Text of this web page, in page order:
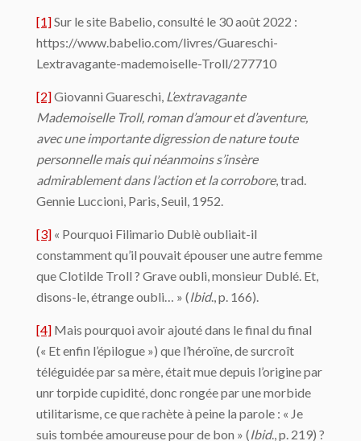
[1]Sur le site Babelio, consulté le 30 août 2022 :
https://www.babelio.com/livres/Guareschi-
Lextravagante-mademoiselle-Troll/277710
[2]Giovanni Guareschi, L’extravagante
Mademoiselle Troll, roman d’amour et d’aventure,
avec une importante digression de nature toute
personnelle mais qui néanmoins s’insère
admirablement dans l’action et la corrobore, trad.
Gennie Luccioni, Paris, Seuil, 1952.
[3] « Pourquoi Filimario Dublè oubliait-il
constamment qu’il pouvait épouser une autre femme
que Clotilde Troll ? Grave oubli, monsieur Dublé. Et,
disons-le, étrange oubli… » (Ibid., p. 166).
[4] Mais pourquoi avoir ajouté dans le final du final
(« Et enfin l’épilogue ») que l’héroïne, de surcroît
téléguidée par sa mère, était mue depuis l’origine par
unr torpide cupidité, donc rongée par une morbide
utilitarisme, ce que rachète à peine la parole : « Je
suis tombée amoureuse pour de bon » (Ibid., p. 219) ?